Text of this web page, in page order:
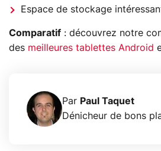
Espace de stockage
Comparatif : découvrez notre
des meilleures tablettes Android
Par Paul Taquet
Dénicheur de bons